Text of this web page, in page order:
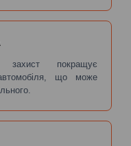
захист покращує
автомобіля, що може